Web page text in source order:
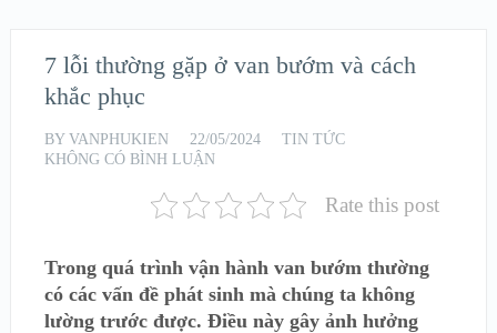
7 lỗi thường gặp ở van bướm và cách
khắc phục
BY VANPHUKIEN 22/05/2024
TIN TỨC
KHÔNG CÓ BÌNH LUẬN
Rate this post
Trong quá trình vận hành van bướm thường
có các vấn đề phát sinh mà chúng ta không
lường trước được. Điều này gây ảnh hưởng